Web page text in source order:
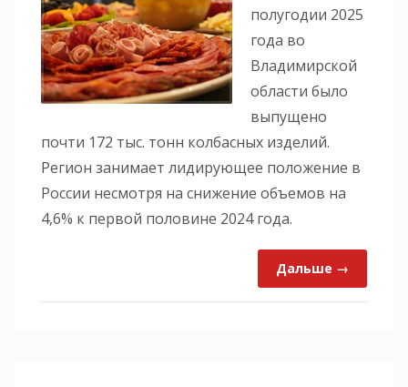
полугодии 2025
года во
Владимирской
области было
выпущено
почти 172 тыс. тонн колбасных изделий.
Регион занимает лидирующее положение в
России несмотря на снижение объемов на
4,6% к первой половине 2024 года.
Дальше →